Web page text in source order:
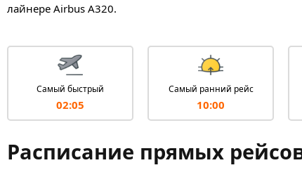
лайнере Airbus A320.
Самый быстрый
02:05
Самый ранний рейс
10:00
Расписание прямых